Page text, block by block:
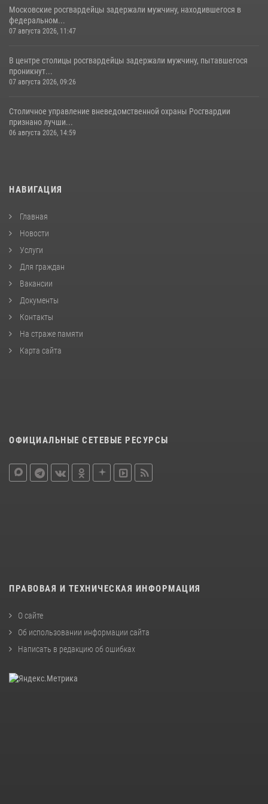
Московские росгвардейцы задержали мужчину, находившегося в
федеральном...
07 августа 2026, 11:47
В центре столицы росгвардейцы задержали мужчину, пытавшегося
проникнут...
07 августа 2026, 09:26
Столичное управление вневедомственной охраны Росгвардии
признано лучши...
06 августа 2026, 14:59
НАВИГАЦИЯ
Главная
Новости
Услуги
Для граждан
Вакансии
Документы
Контакты
На страже памяти
Карта сайта
ОФИЦИАЛЬНЫЕ СЕТЕВЫЕ РЕСУРСЫ
ПРАВОВАЯ И ТЕХНИЧЕСКАЯ ИНФОРМАЦИЯ
О сайте
Об использовании информации сайта
Написать в редакцию об ошибках